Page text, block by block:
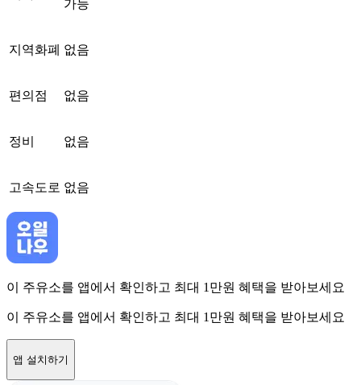
가능
지역화폐 없음
편의점 없음
정비 없음
고속도로 없음
이 주유소를 앱에서 확인하고 최대 1만원 혜택을 받아보세요
이 주유소를 앱에서 확인하고 최대 1만원 혜택을 받아보세요
앱 설치하기